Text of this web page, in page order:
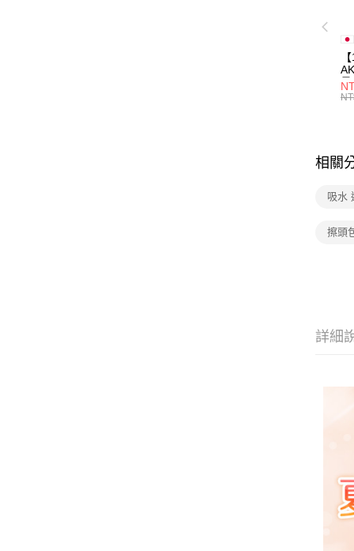
量
相關
吸水
擦頭
詳細